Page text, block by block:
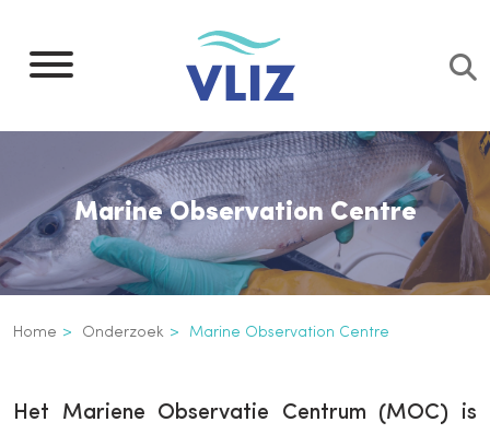
naar
Marine Observation Centre
Kruimelpad
Home Onderzoek Marine Observation Centre
3th
Het Mariene Observatie Centrum (MOC) is